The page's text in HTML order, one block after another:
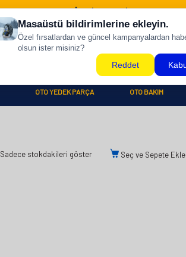
500 TL ÜZERİ KARGO BİZDEN !
OTO YEDEK PARÇA OTO BAKIM
Sadece stokdakileri göster Seç ve Sepete Ekle